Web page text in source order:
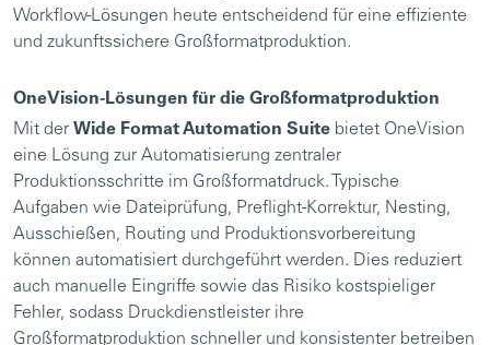
Workflow-Lösungen heute entscheidend für eine effiziente
und zukunftssichere Großformatproduktion.
OneVision-Lösungen für die Großformatproduktion
Mit der Wide Format Automation Suite bietet OneVision
eine Lösung zur Automatisierung zentraler
Produktionsschritte im Großformatdruck. Typische
Aufgaben wie Dateiprüfung, Preflight-Korrektur, Nesting,
Ausschießen, Routing und Produktionsvorbereitung
können automatisiert durchgeführt werden. Dies reduziert
auch manuelle Eingriffe sowie das Risiko kostspieliger
Fehler, sodass Druckdienstleister ihre
Großformatproduktion schneller und konsistenter betreiben